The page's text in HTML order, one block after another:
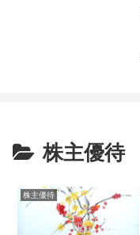
株主優待
株主優待